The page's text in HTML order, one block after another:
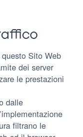
Sito Web
dei server
le prestazioni
dalle
filtrano le